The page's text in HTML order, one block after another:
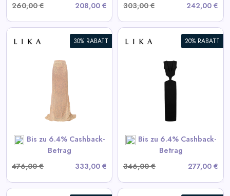
260,00 €
208,00 €
303,00 €
242,00 €
30% RABATT
Bis zu 6.4% Cashback-
Betrag
476,00 €
333,00 €
20% RABATT
Bis zu 6.4% Cashback-
Betrag
346,00 €
277,00 €
Schwarzes Kleid mit
Taillenausschnitten
View All LIKA Deals
SHOP NOW